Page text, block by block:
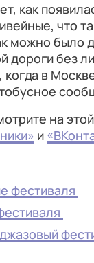
как
что
можно было
без
в
на
и
фестиваля